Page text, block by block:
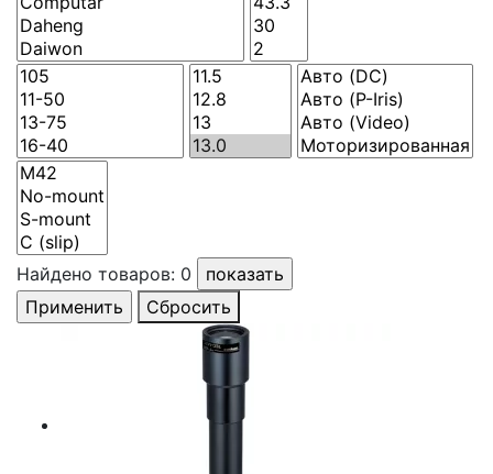
Найдено товаров: 0
Сбросить